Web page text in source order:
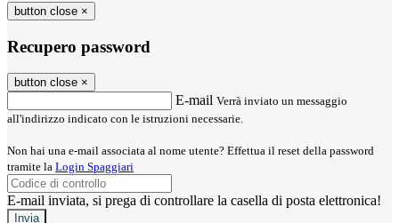
button close ×
Recupero password
button close ×
E-mail Verrà inviato un messaggio
all'indirizzo indicato con le istruzioni necessarie.
Non hai una e-mail associata al nome utente? Effettua il reset della password
tramite la Login Spaggiari
E-mail inviata, si prega di controllare la casella di posta elettronica!